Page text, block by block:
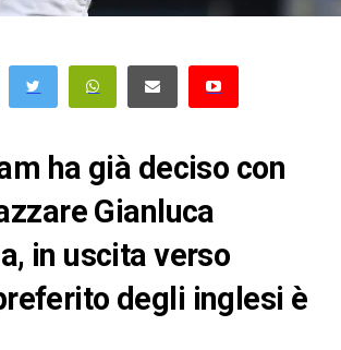
ha già deciso con
Gianluca
in uscita verso
degli inglesi è